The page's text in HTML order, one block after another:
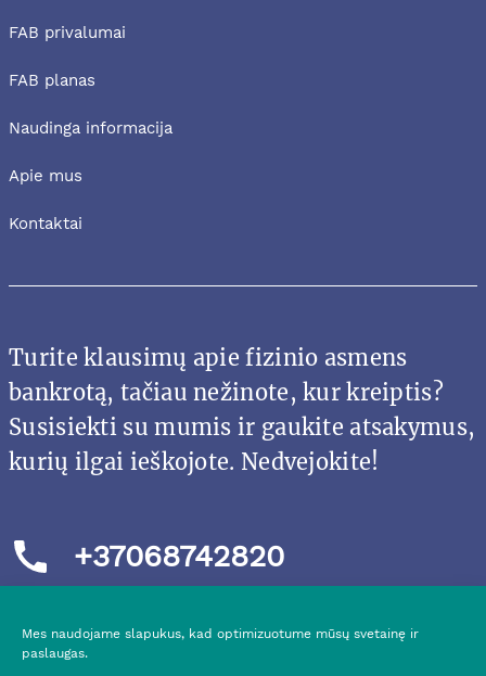
Mes naudojame slapukus, kad optimizuotume mūsų svetainę ir
paslaugas.
FAB privalumai
FAB planas
Naudinga informacija
Apie mus
Kontaktai
Turite klausimų apie fizinio asmens
bankrotą, tačiau nežinote, kur kreiptis?
Susisiekti su mumis ir gaukite atsakymus,
kurių ilgai ieškojote. Nedvejokite!
+37068742820